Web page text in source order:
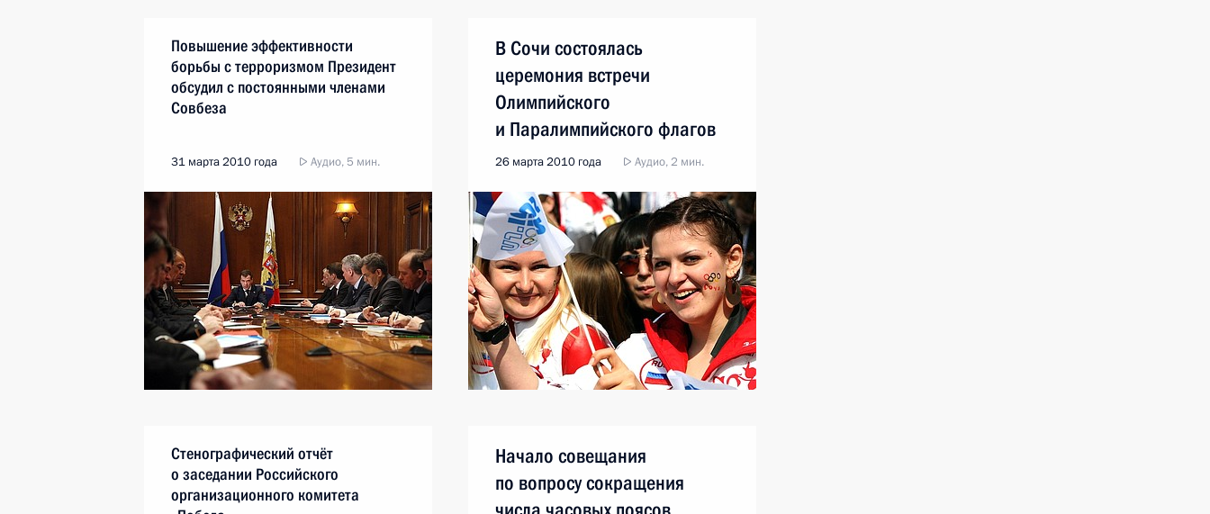
Повышение эффективности
борьбы с терроризмом Президент
обсудил с постоянными членами
Совбеза
31 марта 2010 года Аудио, 5 мин.
В Сочи состоялась
церемония встречи
Олимпийского
и Паралимпийского флагов
26 марта 2010 года Аудио, 2 мин.
Стенографический отчёт
о заседании Российского
организационного комитета
Начало совещания
по вопросу сокращения